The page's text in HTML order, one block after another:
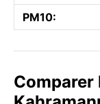
PM10:
Comparer